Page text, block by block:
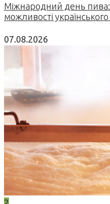
Міжнародний день пива:
можливості
07.08.2026